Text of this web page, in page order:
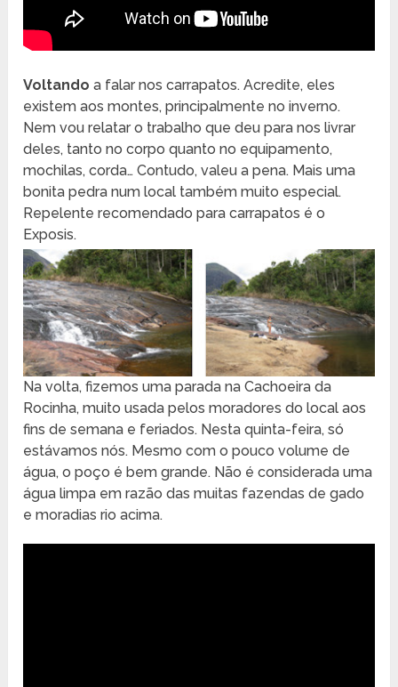
Voltando a falar nos carrapatos. Acredite, eles
existem aos montes, principalmente no inverno.
Nem vou relatar o trabalho que deu para nos livrar
deles, tanto no corpo quanto no equipamento,
mochilas, corda… Contudo, valeu a pena. Mais uma
bonita pedra num local também muito especial.
Repelente recomendado para carrapatos é o
Exposis.
Na volta, fizemos uma parada na Cachoeira da
Rocinha, muito usada pelos moradores do local aos
fins de semana e feriados. Nesta quinta-feira, só
estávamos nós. Mesmo com o pouco volume de
água, o poço é bem grande. Não é considerada uma
água limpa em razão das muitas fazendas de gado
e moradias rio acima.